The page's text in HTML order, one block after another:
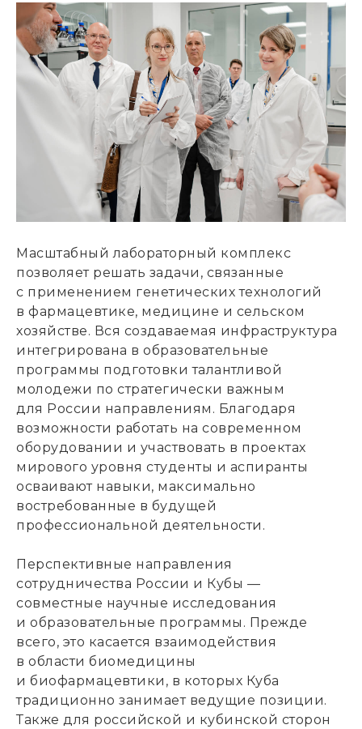
Масштабный лабораторный комплекс
позволяет решать задачи, связанные
с применением генетических технологий
в фармацевтике, медицине и сельском
хозяйстве. Вся создаваемая инфраструктура
интегрирована в образовательные
программы подготовки талантливой
молодежи по стратегически важным
для России направлениям. Благодаря
возможности работать на современном
оборудовании и участвовать в проектах
мирового уровня студенты и аспиранты
осваивают навыки, максимально
востребованные в будущей
профессиональной деятельности.
Перспективные направления
сотрудничества России и Кубы —
совместные научные исследования
и образовательные программы. Прежде
всего, это касается взаимодействия
в области биомедицины
и биофармацевтики, в которых Куба
традиционно занимает ведущие позиции.
Также для российской и кубинской сторон